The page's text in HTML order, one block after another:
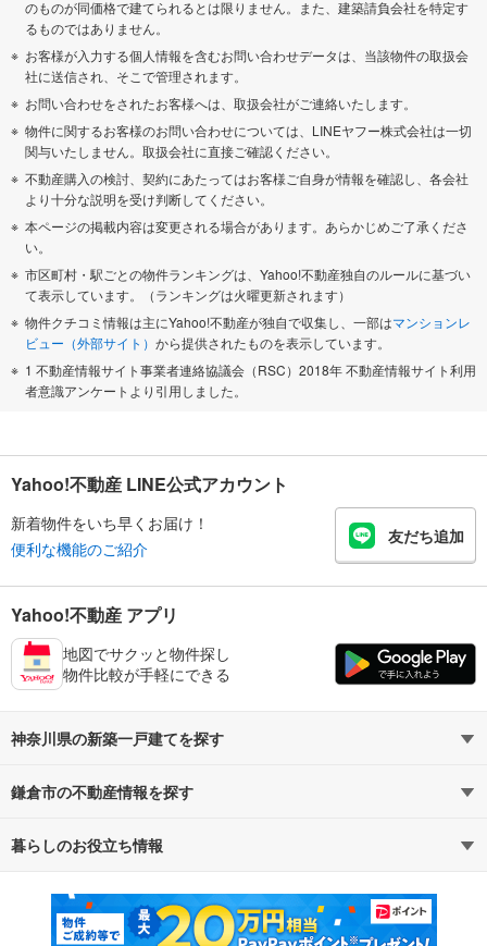
のものが同価格で建てられるとは限りません。また、建築請負会社を特定す
るものではありません。
お客様が入力する個人情報を含むお問い合わせデータは、当該物件の取扱会
社に送信され、そこで管理されます。
お問い合わせをされたお客様へは、取扱会社がご連絡いたします。
物件に関するお客様のお問い合わせについては、LINEヤフー株式会社は一切
関与いたしません。取扱会社に直接ご確認ください。
不動産購入の検討、契約にあたってはお客様ご自身が情報を確認し、各会社
より十分な説明を受け判断してください。
本ページの掲載内容は変更される場合があります。あらかじめご了承くださ
い。
市区町村・駅ごとの物件ランキングは、Yahoo!不動産独自のルールに基づい
て表示しています。（ランキングは火曜更新されます）
物件クチコミ情報は主にYahoo!不動産が独自で収集し、一部はマンションレ
ビュー（外部サイト） から提供されたものを表示しています。
1 不動産情報サイト事業者連絡協議会（RSC）2018年 不動産情報サイト利用
者意識アンケートより引用しました。
Yahoo!不動産 LINE公式アカウント
新着物件をいち早くお届け！
便利な機能のご紹介
友だち追加
Yahoo!不動産 アプリ
地図でサクッと物件探し
物件比較が手軽にできる
神奈川県の新築一戸建てを探す
路線・駅から探す
通勤・通学時間から探す
鎌倉市の不動産情報を探す
不動産・住宅
新築マンション 中古マンション
暮らしのお役立ち情報
マンションカタログ 教えて！住まいの先生